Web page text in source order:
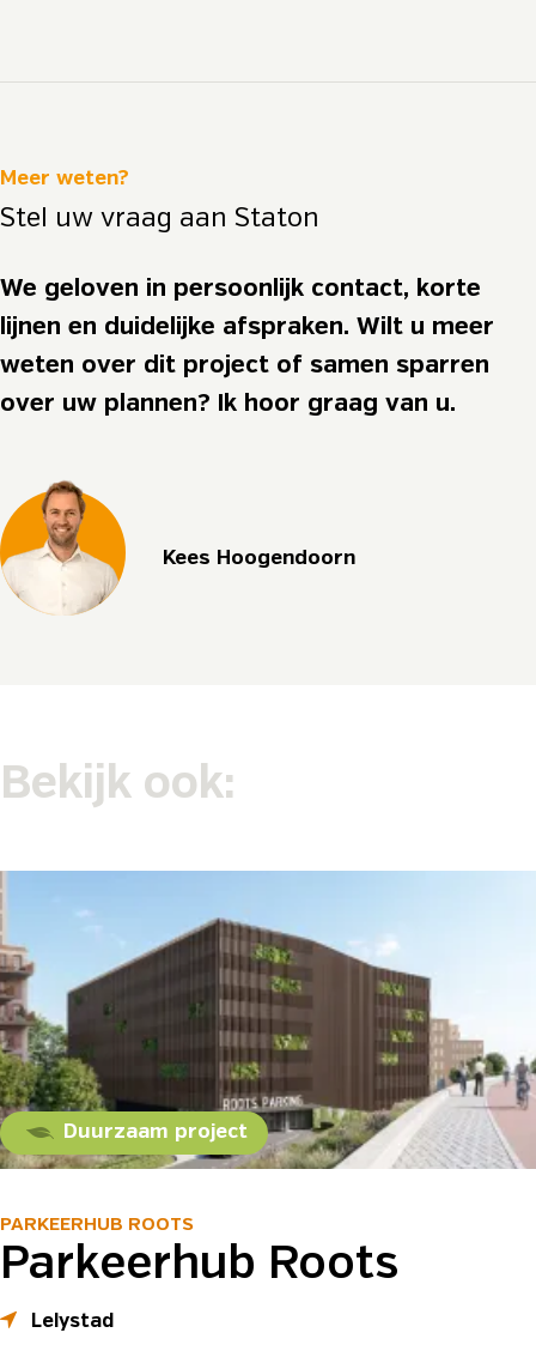
Meer weten?
Stel uw vraag aan Staton
We geloven in persoonlijk contact, korte
lijnen en duidelijke afspraken. Wilt u meer
weten over dit project of samen sparren
over uw plannen? Ik hoor graag van u.
Kees Hoogendoorn
Bekijk ook:
Duurzaam project
PARKEERHUB ROOTS
Parkeerhub Roots
Lelystad